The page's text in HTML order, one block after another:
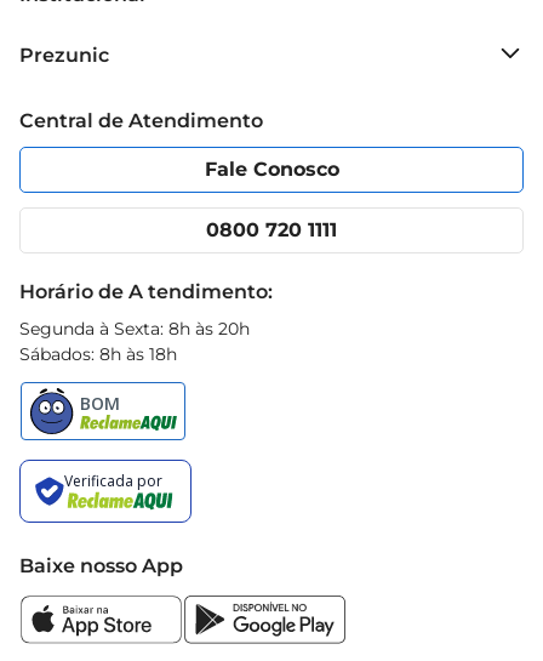
Grupo Cencosud
Política de Privacidade
Portal do fornecedor
Cencosud Media
Prezunic
Código de Ética
App Prezunic
Central de Atendimento
Fale Conosco
0800 720 1111
Horário de A tendimento:
Segunda à Sexta: 8h às 20h
Sábados: 8h às 18h
Baixe nosso App